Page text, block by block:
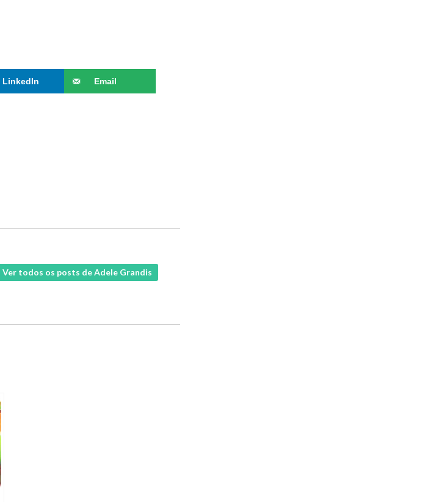
LinkedIn Email
Ver todos os posts de Adele Grandis